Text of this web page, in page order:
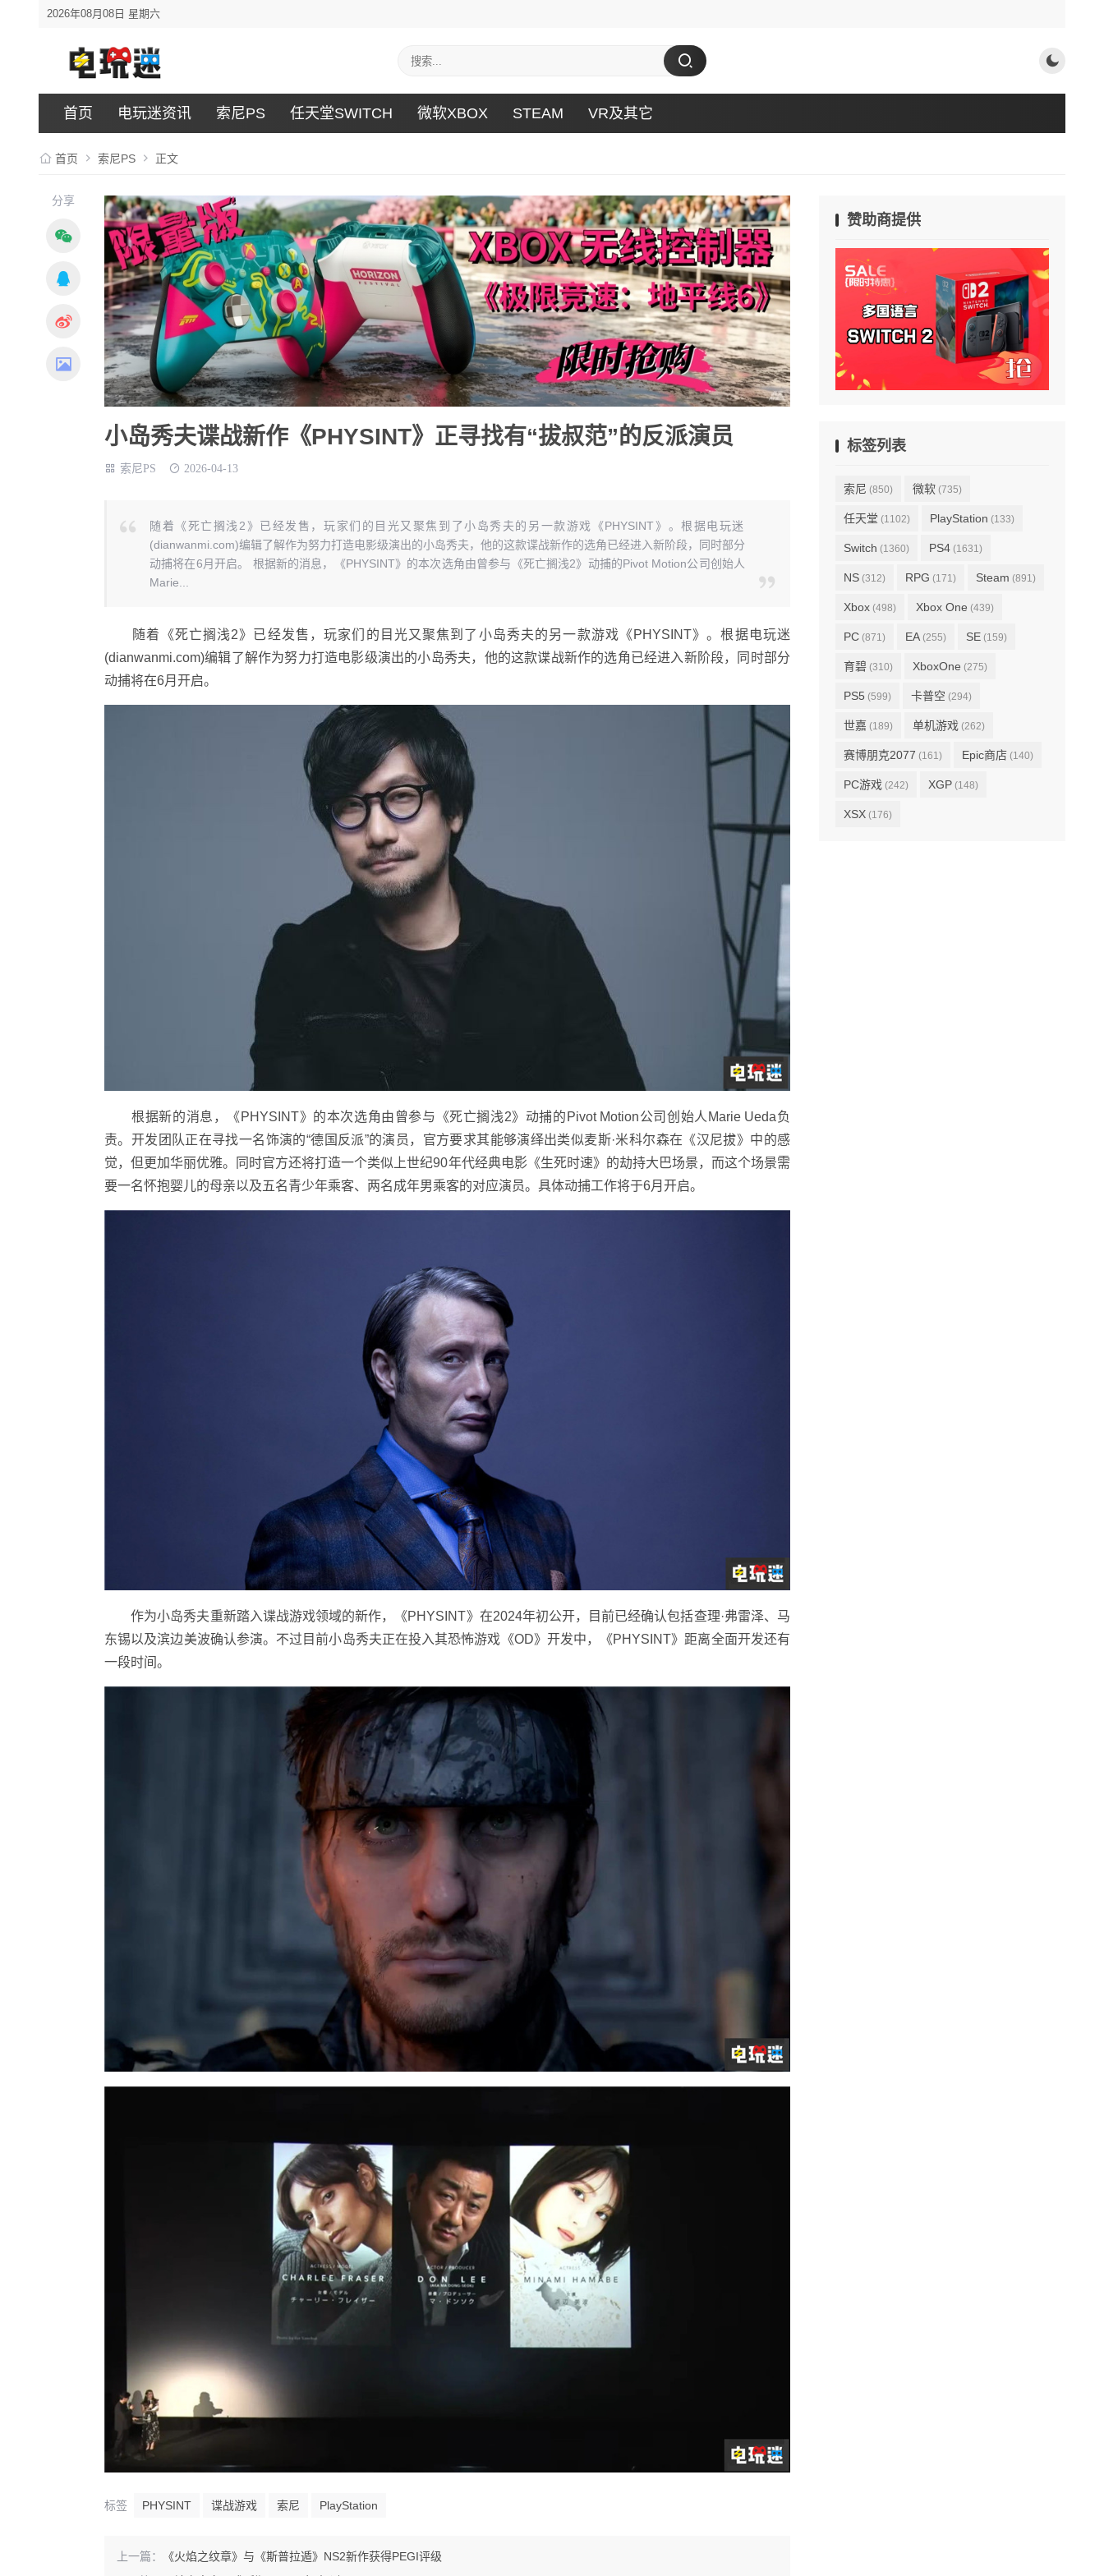
2026年08月08日 星期六
首页 电玩迷资讯 索尼PS 任天堂SWITCH 微软XBOX STEAM VR及其它
首页 索尼PS 正文
分享
小岛秀夫谍战新作《PHYSINT》正寻找有“拔叔范”的反派演员
索尼PS 2026-04-13
随着《死亡搁浅2》已经发售，玩家们的目光又聚焦到了小岛秀夫的另一款游戏《PHYSINT》。根据电玩迷
(dianwanmi.com)编辑了解作为努力打造电影级演出的小岛秀夫，他的这款谍战新作的选角已经进入新阶段，同时部分
动捕将在6月开启。 根据新的消息，《PHYSINT》的本次选角由曾参与《死亡搁浅2》动捕的Pivot Motion公司创始人
Marie...
随着《死亡搁浅2》已经发售，玩家们的目光又聚焦到了小岛秀夫的另一款游戏《PHYSINT》。根据电玩迷
(dianwanmi.com)编辑了解作为努力打造电影级演出的小岛秀夫，他的这款谍战新作的选角已经进入新阶段，同时部分
动捕将在6月开启。
根据新的消息，《PHYSINT》的本次选角由曾参与《死亡搁浅2》动捕的Pivot Motion公司创始人Marie Ueda负
责。开发团队正在寻找一名饰演的“德国反派”的演员，官方要求其能够演绎出类似麦斯·米科尔森在《汉尼拔》中的感
觉，但更加华丽优雅。同时官方还将打造一个类似上世纪90年代经典电影《生死时速》的劫持大巴场景，而这个场景需
要一名怀抱婴儿的母亲以及五名青少年乘客、两名成年男乘客的对应演员。具体动捕工作将于6月开启。
作为小岛秀夫重新踏入谍战游戏领域的新作，《PHYSINT》在2024年初公开，目前已经确认包括查理·弗雷泽、马
东锡以及滨边美波确认参演。不过目前小岛秀夫正在投入其恐怖游戏《OD》开发中，《PHYSINT》距离全面开发还有
一段时间。
标签 PHYSINT 谍战游戏 索尼 PlayStation
上一篇：
《火焰之纹章》与《斯普拉遁》NS2新作获得PEGI评级
赞助商提供
标签列表
索尼 (850) 微软 (735)
任天堂 (1102) PlayStation (133)
Switch (1360) PS4 (1631)
NS (312) RPG (171) Steam (891)
Xbox (498) Xbox One (439)
PC (871) EA (255) SE (159)
育碧 (310) XboxOne (275)
PS5 (599) 卡普空 (294)
世嘉 (189) 单机游戏 (262)
赛博朋克2077 (161) Epic商店 (140)
PC游戏 (242) XGP (148)
XSX (176)